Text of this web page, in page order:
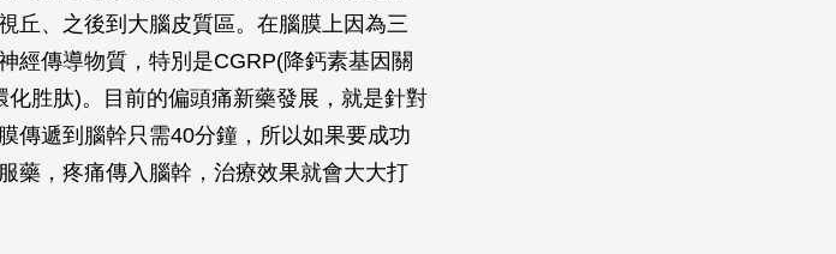
丘、之後到大腦皮質區。在腦膜上因為三
經傳導物質，特別是CGRP(降鈣素基因關
胜肽)。目前的偏頭痛新藥發展，就是針對
傳遞到腦幹只需40分鐘，所以如果要成功
藥，疼痛傳入腦幹，治療效果就會大大打